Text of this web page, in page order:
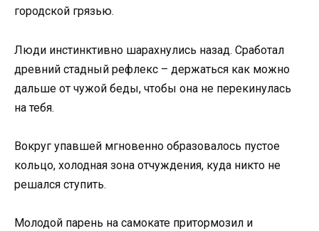
городской грязью.
Люди инстинктивно шарахнулись назад. Сработал
древний стадный рефлекс – держаться как можно
дальше от чужой беды, чтобы она не перекинулась
на тебя.
Вокруг упавшей мгновенно образовалось пустое
кольцо, холодная зона отчуждения, куда никто не
решался ступить.
Молодой парень на самокате притормозил и